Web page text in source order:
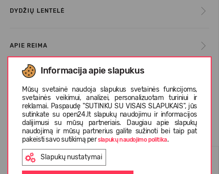
Informacija apie slapukus
Mūsų svetainė naudoja slapukus svetainės funkcijoms,
svetainės veikimui, analizei, personalizuotam turiniui ir
reklamai. Paspaudę "SUTINKU SU VISAIS SLAPUKAIS", jūs
sutinkate su open24.lt slapukų naudojimu ir informacijos
dalijimusi su mūsų partneriais. Daugiau apie slapukų
naudojimą ir mūsų partnerius galite sužinoti bei taip pat
pakeisti savo sutikimą perslapukų naudojimo politika.
Slapukų nustatymai
DYDŽIŲ LENTELĖ
APIE REIMA
Panašios prekės
WATERPROOF